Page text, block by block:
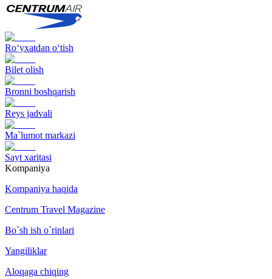
Ro‘yxatdan o‘tish
Bilet olish
Bronni boshqarish
Reys jadvali
Ma`lumot markazi
Sayt xaritasi
Kompaniya
Kompaniya haqida
Centrum Travel Magazine
Bo`sh ish o`rinlari
Yangiliklar
Aloqaga chiqing